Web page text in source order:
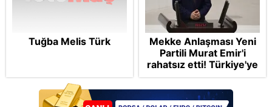
Tuğba Melis Türk
Mekke Anlaşması Yeni
Partili Murat Emir'i
rahatsız etti! Türkiye'ye
"paralı muhafız" rolü
biçti